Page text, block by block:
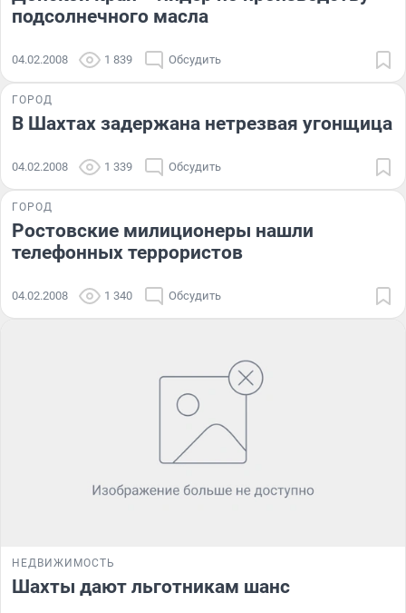
подсолнечного масла
04.02.2008 1 839 Обсудить
ГОРОД
В Шахтах задержана нетрезвая угонщица
04.02.2008 1 339 Обсудить
ГОРОД
Ростовские милиционеры нашли
телефонных террористов
04.02.2008 1 340 Обсудить
НЕДВИЖИМОСТЬ
Шахты дают льготникам шанс